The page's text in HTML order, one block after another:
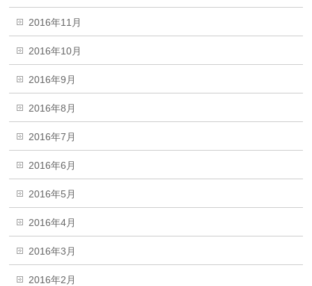
2016年11月
2016年10月
2016年9月
2016年8月
2016年7月
2016年6月
2016年5月
2016年4月
2016年3月
2016年2月